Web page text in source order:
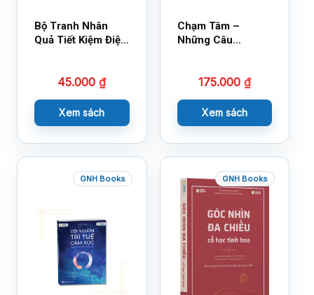
Bộ Tranh Nhân
Quả Tiết Kiệm Điện
45.000₫
Xem sách
Chạm Tâm –
Những Câu
175.000 ₫
Xem sách
GNH Books GNH Books